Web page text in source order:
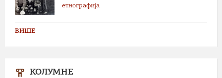
етнографија
ВИШЕ
КОЛУМНЕ